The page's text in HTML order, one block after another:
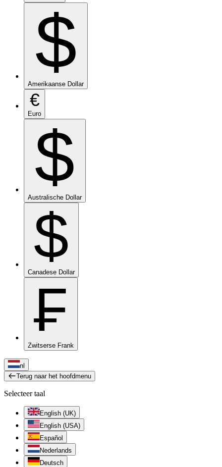
$
Amerikaanse Dollar
€
Euro
$
Australische Dollar
$
Canadese Dollar
₣
Zwitserse Frank
nl
Terug naar het hoofdmenu
Selecteer taal
English (UK)
English (USA)
Español
Nederlands
Deutsch